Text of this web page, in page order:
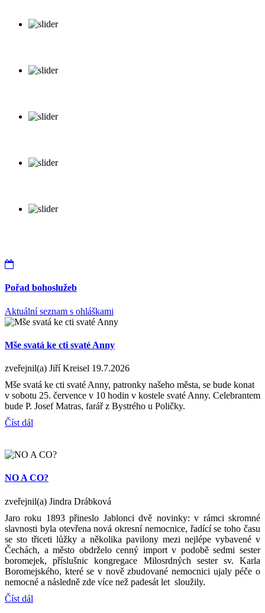
Pořad bohoslužeb
Aktuální seznam s ohláškami
Mše svatá ke cti svaté Anny
zveřejnil(a) Jiří Kreisel 19.7.2026
Mše svatá ke cti svaté Anny, patronky našeho města, se bude konat
v sobotu 25. července v 10 hodin v kostele svaté Anny. Celebrantem
bude P. Josef Matras, farář z Bystrého u Poličky.
Číst dál
NO A CO?
zveřejnil(a) Jindra Drábková
Jaro roku 1893 přineslo Jablonci dvě novinky: v rámci skromné
slavnosti byla otevřena nová okresní nemocnice, řadící se toho času
se sto třiceti lůžky a několika pavilony mezi nejlépe vybavené v
Čechách, a město obdrželo cenný import v podobě sedmi sester
boromejek, příslušnic kongregace Milosrdných sester sv. Karla
Boromejského, které se v nově zbudované nemocnici ujaly péče o
nemocné a následně zde více než padesát let sloužily.
Číst dál